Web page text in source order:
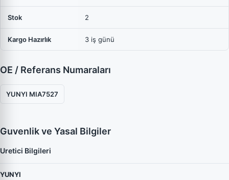
Stok 2
Kargo Hazırlık 3 iş günü
OE / Referans Numaraları
YUNYI MIA7527
Guvenlik ve Yasal Bilgiler
Uretici Bilgileri
YUNYI